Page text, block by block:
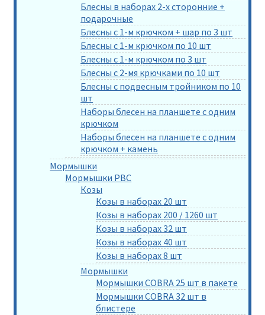
Блесны в наборах 2-х сторонние +
подарочные
Блесны с 1-м крючком + шар по 3 шт
Блесны с 1-м крючком по 10 шт
Блесны с 1-м крючком по 3 шт
Блесны с 2-мя крючками по 10 шт
Блесны с подвесным тройником по 10
шт
Наборы блесен на планшете с одним
крючком
Наборы блесен на планшете с одним
крючком + камень
Мормышки
Мормышки РВС
Козы
Козы в наборах 20 шт
Козы в наборах 200 / 1260 шт
Козы в наборах 32 шт
Козы в наборах 40 шт
Козы в наборах 8 шт
Мормышки
Мормышки COBRA 25 шт в пакете
Мормышки COBRA 32 шт в
блистере